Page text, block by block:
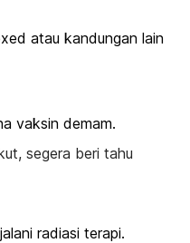
atau kandungan lain
vaksin demam.
segera beri tahu
radiasi terapi.